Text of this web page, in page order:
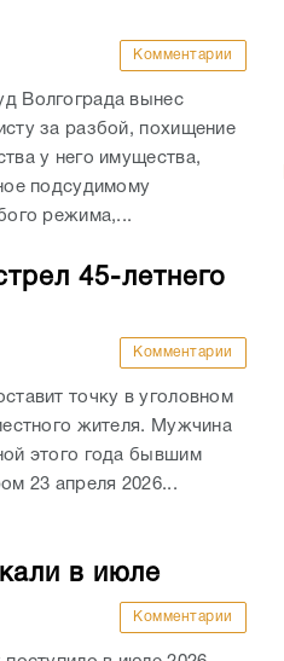
Комментарии
Волгограда вынес
за разбой, похищение
у него имущества,
подсудимому
режима,...
45-летнего
Комментарии
точку в уголовном
жителя. Мужчина
этого года бывшим
23 апреля 2026...
в июле
Комментарии